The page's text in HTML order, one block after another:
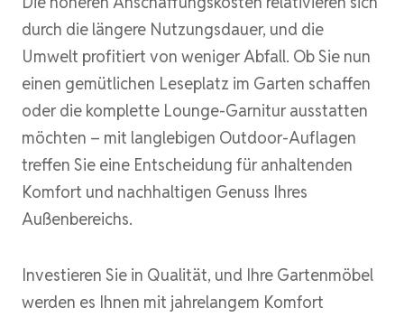
durch die längere Nutzungsdauer, und die
Umwelt profitiert von weniger Abfall. Ob Sie nun
einen gemütlichen Leseplatz im Garten schaffen
oder die komplette Lounge-Garnitur ausstatten
möchten – mit langlebigen Outdoor-Auflagen
treffen Sie eine Entscheidung für anhaltenden
Komfort und nachhaltigen Genuss Ihres
Außenbereichs.
Investieren Sie in Qualität, und Ihre Gartenmöbel
werden es Ihnen mit jahrelangem Komfort